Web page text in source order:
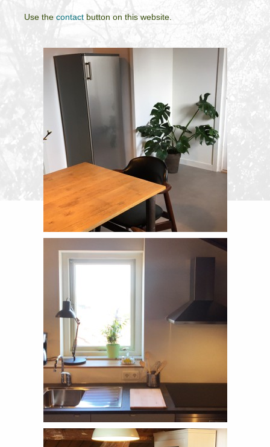
Use the contact button on this website.